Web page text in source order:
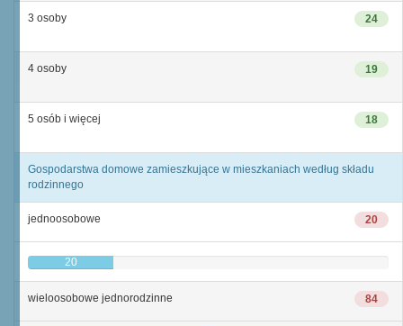
24
3 osoby
19
4 osoby
18
5 osób i więcej
Gospodarstwa domowe zamieszkujące w mieszkaniach według składu
rodzinnego
20
jednoosobowe
20
84
wieloosobowe jednorodzinne